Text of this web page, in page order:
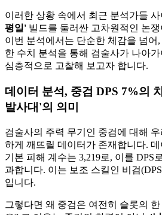
이러한 상황 속에서 최근 분석가들
평일' 빌드를 둘러싼 고차원적인 논
이번 분석에서는 단순한 체감을 넘어
한 수치 분석을 통해 검술사가 나아
심층적으로 고찰해 보고자 합니다.
데이터 분석, 중검 DPS 7%의
발사대'의 의미
검술사의 주력 무기인 중검에 대해
하게 깨뜨릴 데이터가 존재합니다.
기본 피해 계수는 3,219로, 이를 DPS
과합니다. 이는 보조 스킬인 비검
입니다.
그렇다면 왜 중검은 여전히 슬롯의